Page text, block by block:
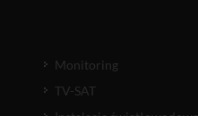
Monitoring
TV-SAT